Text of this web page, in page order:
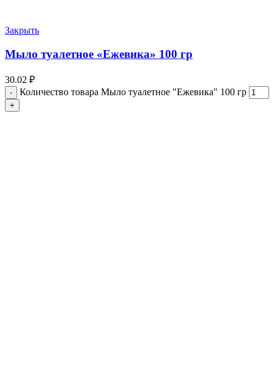
Закрыть
Мыло туалетное «Ежевика» 100 гр
30.02 ₽
Количество товара Мыло туалетное "Ежевика" 100 гр